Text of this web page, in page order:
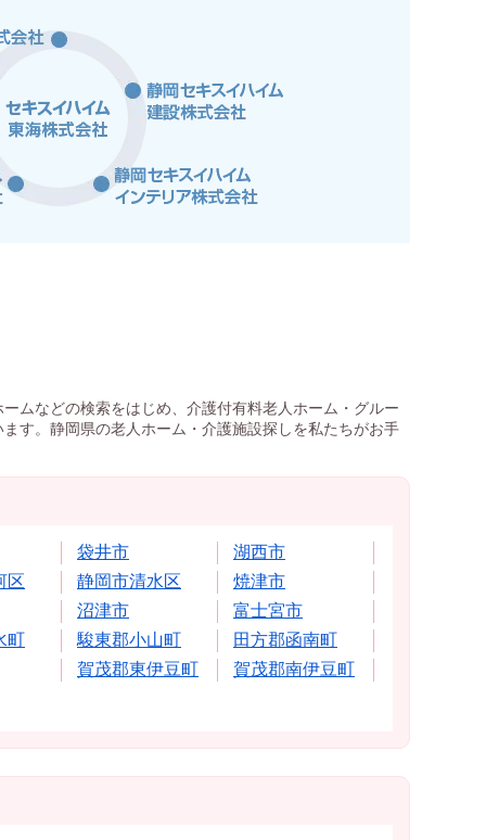
ムなどの検索をはじめ、介護付有料老人ホーム・グルー
す。静岡県の老人ホーム・介護施設探しを私たちがお手
袋井市
湖西市
区
静岡市清水区
焼津市
沼津市
富士宮市
町
駿東郡小山町
田方郡函南町
賀茂郡東伊豆町
賀茂郡南伊豆町